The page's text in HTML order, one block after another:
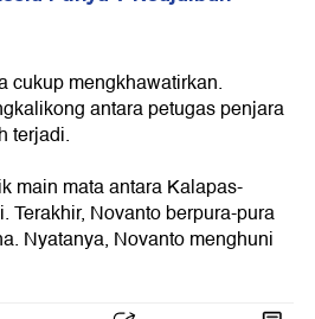
cukup mengkhawatirkan.
antara petugas penjara
terjadi.
main mata antara Kalapas-
Terakhir, Novanto berpura-pura
Nyatanya, Novanto menghuni